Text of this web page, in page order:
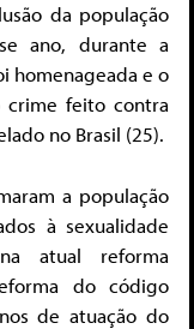
da população
ano, durante a
homenageada e o
crime feito contra
no Brasil (25).
a população
à sexualidade
atual reforma
do código
de atuação do